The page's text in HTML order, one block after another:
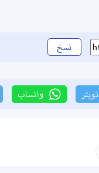
نسخ
تويتر واتساب